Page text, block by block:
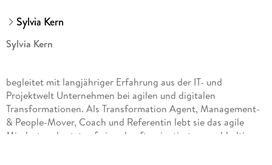
Sylvia Kern
Sylvia Kern
begleitet mit langjähriger Erfahrung aus der IT- und
Projektwelt Unternehmen bei agilen und digitalen
Transformationen. Als Transformation Agent, Management-
& People-Mover, Coach und Referentin lebt sie das agile
Mindset und setzt auf ein zukunftsorientiertes, nachhaltiges